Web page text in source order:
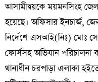
আসামীদ্বয়কে ময়মনসিংহ
হয়েছে। অফিসার ইনচার্জ,
নির্দেশে এসআই(নিঃ) মোঃ
ফোর্সসহ অভিযান
থানাধীন চরপাড়া এলাকা